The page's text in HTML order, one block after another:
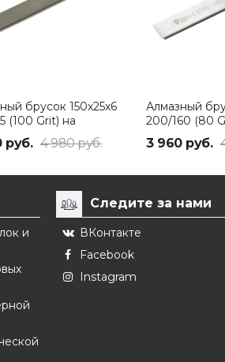
брусок 150х25х6
(100 Grit) на
связке RRB
руб. 4 980 руб.
Алмазный
200/160 (80
полимерной
3 960 руб.
и
Следите за нами
ВКонтакте
Facebook
Instagram